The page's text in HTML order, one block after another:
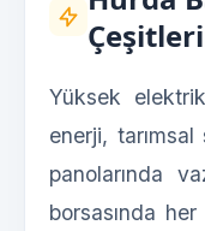
Yüksek
enerji,
panolarında
borsasında